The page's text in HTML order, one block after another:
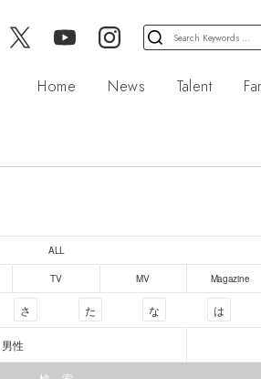
検
索
象:
Home News Talent
ALL
TV MV Magazine
さ た な は
男性